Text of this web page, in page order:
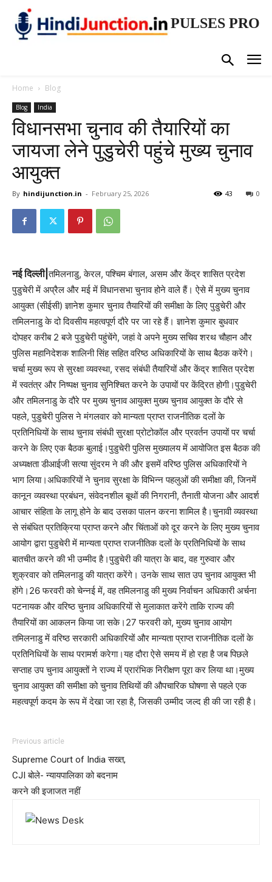
PULSES PRO
Home Blog
Blog India
विधानसभा चुनाव की तैयारियों का
जायजा लेने पुडुचेरी पहुंचे मुख्य चुनाव
आयुक्त
By hindijunction.in - February 25, 2026 0
43
नई दिल्ली|तमिलनाडु, केरल, पश्चिम बंगाल, असम और केंद्र शासित प्रदेश
पुडुचेरी में अप्रैल और मई में विधानसभा चुनाव होने वाले हैं। ऐसे में मुख्य चुनाव
आयुक्त (सीईसी) ज्ञानेश कुमार चुनाव तैयारियों की समीक्षा के लिए पुडुचेरी और
तमिलनाडु के दो दिवसीय महत्वपूर्ण दौरे पर जा रहे हैं। ज्ञानेश कुमार बुधवार
दोपहर करीब 2 बजे पुडुचेरी पहुंचेंगे, जहां वे अपने मुख्य सचिव शरथ चौहान और
पुलिस महानिदेशक शालिनी सिंह सहित वरिष्ठ अधिकारियों के साथ बैठक करेंगे।
चर्चा मुख्य रूप से सुरक्षा व्यवस्था, रसद संबंधी तैयारियों और केंद्र शासित प्रदेश
में स्वतंत्र और निष्पक्ष चुनाव सुनिश्चित करने के उपायों पर केंद्रित होगी।पुडुचेरी
और तमिलनाडु के दौरे पर मुख्य चुनाव आयुक्त मुख्य चुनाव आयुक्त के दौरे से
पहले, पुडुचेरी पुलिस ने मंगलवार को मान्यता प्राप्त राजनीतिक दलों के
प्रतिनिधियों के साथ चुनाव संबंधी सुरक्षा प्रोटोकॉल और प्रवर्तन उपायों पर चर्चा
करने के लिए एक बैठक बुलाई।पुडुचेरी पुलिस मुख्यालय में आयोजित इस बैठक की
अध्यक्षता डीआईजी सत्या सुंदरम ने की और इसमें वरिष्ठ पुलिस अधिकारियों ने
भाग लिया।अधिकारियों ने चुनाव सुरक्षा के विभिन्न पहलुओं की समीक्षा की, जिनमें
कानून व्यवस्था प्रबंधन, संवेदनशील बूथों की निगरानी, तैनाती योजना और आदर्श
आचार संहिता के लागू होने के बाद उसका पालन करना शामिल है।चुनावी व्यवस्था
से संबंधित प्रतिक्रिया प्राप्त करने और चिंताओं को दूर करने के लिए मुख्य चुनाव
आयोग द्वारा पुडुचेरी में मान्यता प्राप्त राजनीतिक दलों के प्रतिनिधियों के साथ
बातचीत करने की भी उम्मीद है।पुडुचेरी की यात्रा के बाद, वह गुरुवार और
शुक्रवार को तमिलनाडु की यात्रा करेंगे। उनके साथ सात उप चुनाव आयुक्त भी
होंगे।26 फरवरी को चेन्नई में, वह तमिलनाडु की मुख्य निर्वाचन अधिकारी अर्चना
पटनायक और वरिष्ठ चुनाव अधिकारियों से मुलाकात करेंगे ताकि राज्य की
तैयारियों का आकलन किया जा सके।27 फरवरी को, मुख्य चुनाव आयोग
तमिलनाडु में वरिष्ठ सरकारी अधिकारियों और मान्यता प्राप्त राजनीतिक दलों के
प्रतिनिधियों के साथ परामर्श करेगा।यह दौरा ऐसे समय में हो रहा है जब पिछले
सप्ताह उप चुनाव आयुक्तों ने राज्य में प्रारंभिक निरीक्षण पूरा कर लिया था।मुख्य
चुनाव आयुक्त की समीक्षा को चुनाव तिथियों की औपचारिक घोषणा से पहले एक
महत्वपूर्ण कदम के रूप में देखा जा रहा है, जिसकी उम्मीद जल्द ही की जा रही है।
Previous article
Supreme Court of India सख्त,
CJI बोले- न्यायपालिका को बदनाम
करने की इजाजत नहीं